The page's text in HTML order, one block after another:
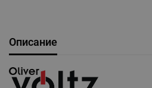
Описание